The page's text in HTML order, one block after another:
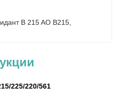
B 215 AO B215
225/220/561